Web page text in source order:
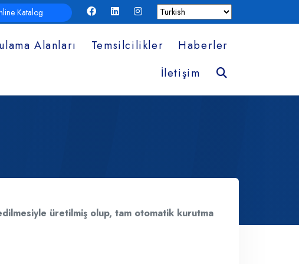
Katalog
Alanları Temsilcilikler
Haberler
İletişim
üretilmiş olup, tam otomatik kurutma